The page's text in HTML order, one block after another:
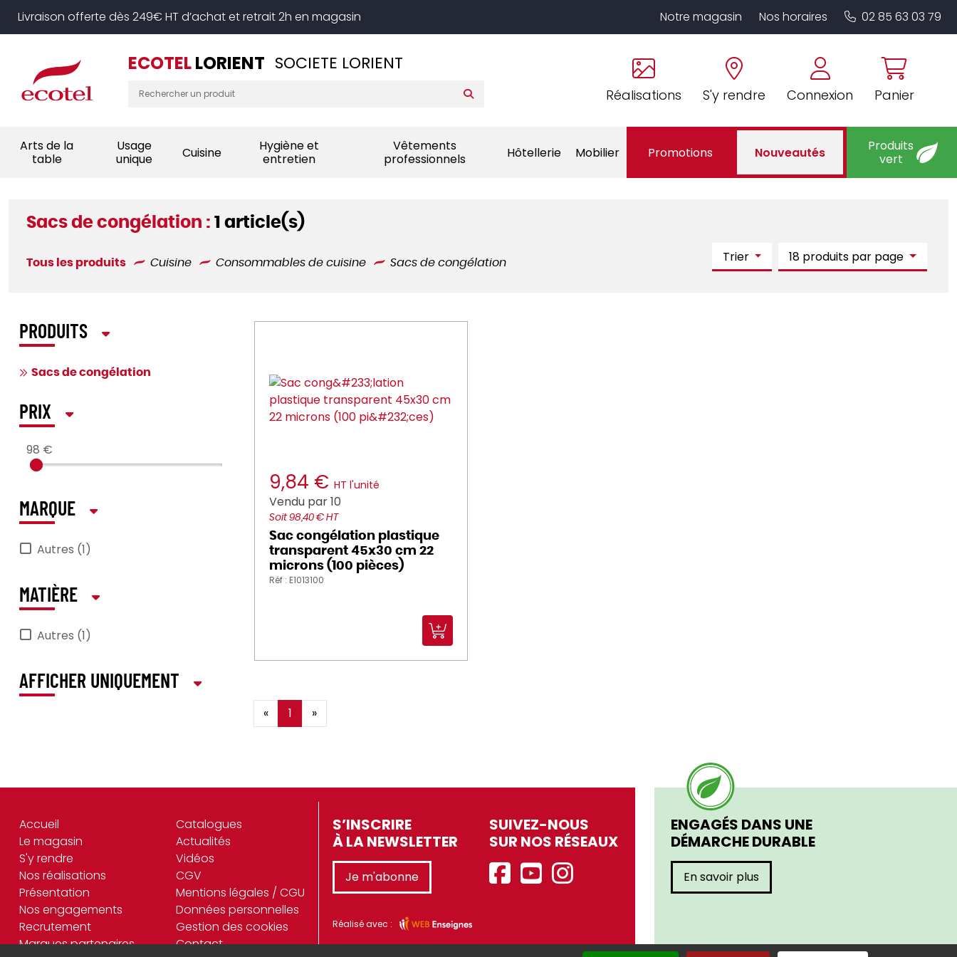
Livraison offerte dès 249€ HT d’achat et retrait 2h en magasin
Réalisations S'y rendre Connexion Panier
ECOTELLORIENT SOCIETE LORIENT
Notre magasin Nos horaires 02 85 63 03 79
Arts de la
table
Usage
unique
Cuisine
Hygiène et
entretien
Vêtements
professionnels
Hôtellerie Mobilier Promotions Nouveautés
Produits
vert
Sacs de congélation : 1 article(s)
Tous les produits Cuisine Consommables de cuisine Sacs de congélation Trier 18 produits par page
PRODUITS
Sacs de congélation
PRIX
98 €
MARQUE
Autres (1)
MATIÈRE
Autres (1)
AFFICHER UNIQUEMENT
9,84 € HT l'unité
Vendu par 10
Soit 98,40 € HT
Sac congélation plastique
transparent 45x30 cm 22
microns (100 pièces)
Réf : E1013100
« 1 »
ENGAGÉS DANS UNE
DÉMARCHE DURABLE
En savoir plus
Accueil
Le magasin
S'y rendre
Nos réalisations
Présentation
Nos engagements
Recrutement
Marques partenaires
Catalogues
Actualités
Vidéos
CGV
Mentions légales / CGU
Données personnelles
Gestion des cookies
Contact
S’INSCRIRE
À LA NEWSLETTER
Je m'abonne
SUIVEZ-NOUS
SUR NOS RÉSEAUX
Réalisé avec :
Panneau de gestion des cookies